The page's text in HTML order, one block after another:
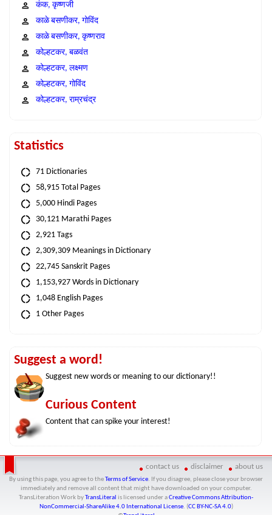
कंक, कृष्णजी
काळे बसणीकर, गोविंद
काळे बसणीकर, कृष्णराव
कोल्हटकर, बळवंत
कोल्हटकर, लक्ष्मण
कोल्हटकर, गोविंद
कोल्हटकर, राम्रचंद्र
Statistics
71 Dictionaries
58,915 Total Pages
5,000 Hindi Pages
30,121 Marathi Pages
2,921 Tags
2,309,309 Meanings in Dictionary
22,745 Sanskrit Pages
1,153,927 Words in Dictionary
1,048 English Pages
1 Other Pages
Suggest a word!
Suggest new words or meaning to our dictionary!!
Curious Content
Content that can spike your interest!
contact us disclaimer about us
By using this page, you agree to theTerms of Service. If you disagree, please close your browser
immediately and remove all content that might have downloaded on your computer.
TransLiteration Work byTransLiteral is licensed under aCreative Commons Attribution-
NonCommercial-ShareAlike 4.0 International License. (CC BY-NC-SA 4.0)